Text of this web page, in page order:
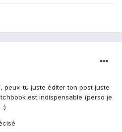
peux-tu juste éditer ton post juste
est indispensable (perso je
:)